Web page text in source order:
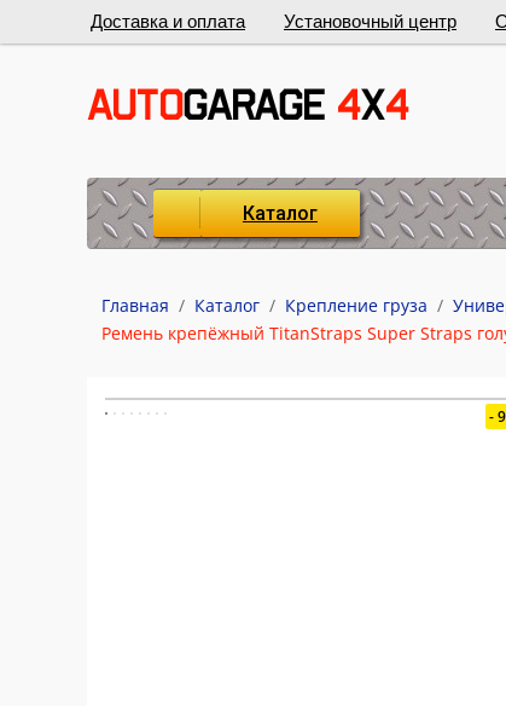
Доставка и оплата Установочный центр
Каталог
Главная / Каталог / Крепление груза /
Ремень крепёжный TitanStraps Super Straps